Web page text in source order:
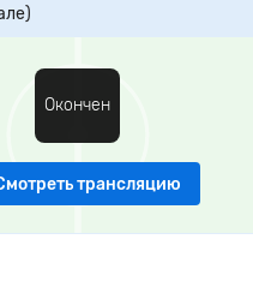
Окончен
трансляцию